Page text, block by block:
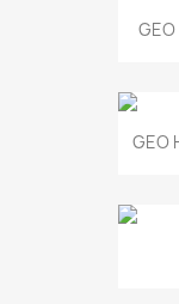
GEO
GEO